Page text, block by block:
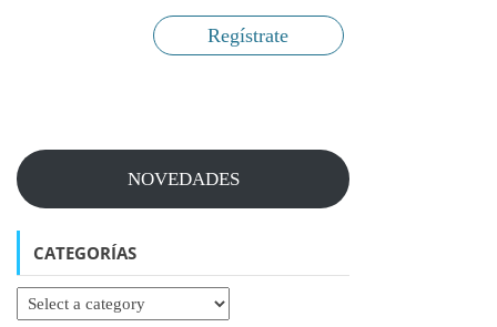
Regístrate
NOVEDADES
CATEGORÍAS